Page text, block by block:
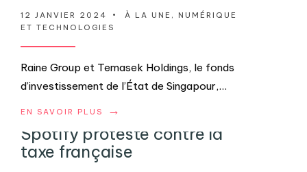
12 JANVIER 2024 • À LA UNE , NUMÉRIQUE
ET TECHNOLOGIES
Raine Group et Temasek Holdings, le fonds
d’investissement de l’État de Singapour,...
EN SAVOIR PLUS →
Spotify proteste contre la
taxe française